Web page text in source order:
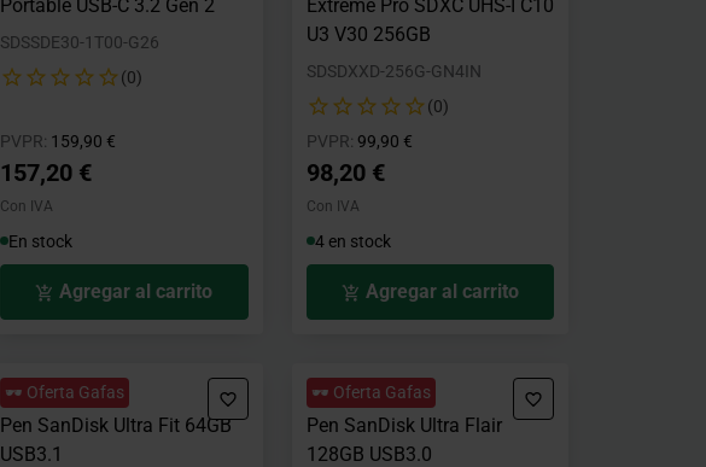
Portable USB-C 3.2 Gen 2
SDSSDE30-1T00-G26
(0)
PVPR: Precio rebajado desde
159,90 €
157,20 €
Con IVA
En stock
Agregar al carrito
Extreme Pro SDXC UHS-I C10
U3 V30 256GB
SDSDXXD-256G-GN4IN
(0)
PVPR: Precio rebajado desde
99,90 €hasta
98,20 €
Con IVA
4 en stock
Agregar al carrito
🕶️ Oferta Gafas
Pen SanDisk Ultra Fit 64GB
USB3.1
🕶️ Oferta Gafas
Pen SanDisk Ultra Flair
128GB USB3.0